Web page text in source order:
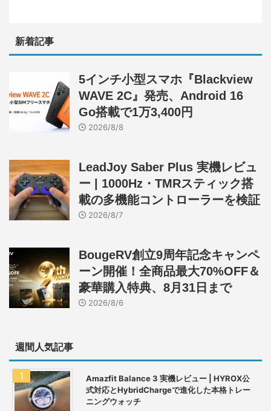
新着記事
5インチ小型スマホ『Blackview
WAVE 2C』発売、Android 16
Go搭載で1万3,400円
2026/8/8
LeadJoy Saber Plus 実機レビュ
ー | 1000Hz・TMRスティック搭
載の多機能コントローラーを検証
2026/8/7
BougeRV創立9周年記念キャンペ
ーン開催！全商品最大70%OFF＆
豪華購入特典、8月31日まで
2026/8/6
週間人気記事
Amazfit Balance 3 実機レビュー | HYROX公
式対応とHybridChargeで進化した本格トレー
ニングウォッチ